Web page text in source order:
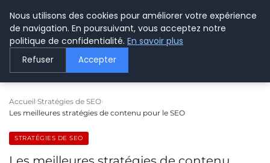
LE WEBMARKETING
Accueil Stratégies de SEO
Les meilleures stratégies de contenu pour le SEO
STRATÉGIES DE SEO
Nous utilisons des cookies pour améliorer votre expérience
de navigation. En poursuivant, vous acceptez notre
politique de confidentialité. En savoir plus
Refuser Accepter